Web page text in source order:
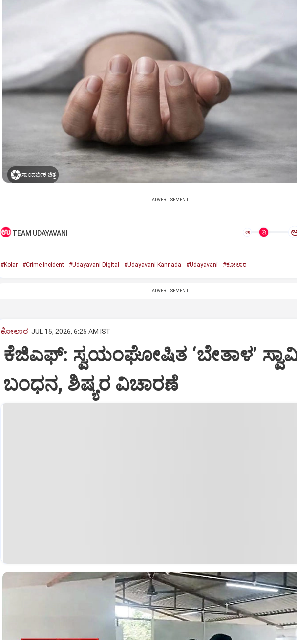
ಸಾಂದರ್ಭಿಕ ಚಿತ್ರ
ADVERTISEMENT
TEAM UDAYAVANI ಅ
#Kolar #Crime Incident #Udayavani Digital #Udayavani Kannada #Udayavani #ಕೋಲಾರ
ADVERTISEMENT
ಕೋಲಾರ JUL 15, 2026, 6:25 AM IST
ಕೆಜಿಎಫ್‌: ಸ್ವಯಂಘೋಷಿತ ‘ಬೇತಾಳ’
ಬಂಧನ, ಶಿಷ್ಯರ ವಿಚಾರಣೆ